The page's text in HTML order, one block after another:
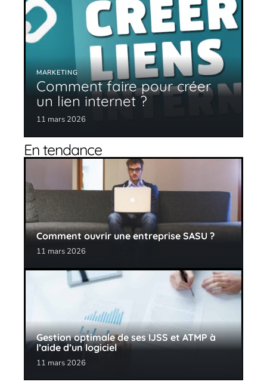
MARKETING
Comment faire pour créer
un lien internet ?
11 mars 2026
En tendance
Comment ouvrir une entreprise SASU ?
11 mars 2026
Gestion optimale de ses IJSS et ATMP à
l’aide d’un logiciel
11 mars 2026